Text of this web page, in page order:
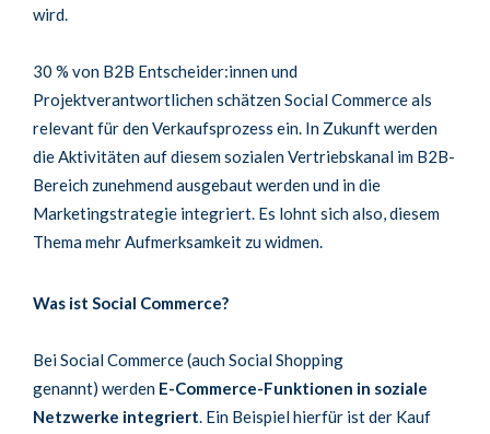
wird.
30 % von B2B Entscheider:innen und
Projektverantwortlichen schätzen Social Commerce als
relevant für den Verkaufsprozess ein. In Zukunft werden
die Aktivitäten auf diesem sozialen Vertriebskanal im B2B-
Bereich zunehmend ausgebaut werden und in die
Marketingstrategie integriert. Es lohnt sich also, diesem
Thema mehr Aufmerksamkeit zu widmen.
Was ist Social Commerce?
Bei Social Commerce (auch Social Shopping
genannt) werden E-Commerce-Funktionen in soziale
Netzwerke integriert. Ein Beispiel hierfür ist der Kauf